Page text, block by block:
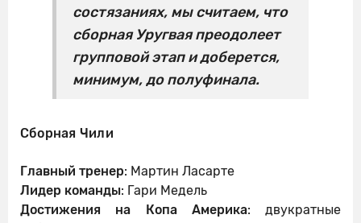
состязаниях, мы считаем, что
сборная Уругвая преодолеет
групповой этап и доберется,
минимум, до полуфинала.
Сборная Чили
Главный тренер: Мартин Ласарте
Лидер команды: Гари Медель
Достижения на Копа Америка: двукратные